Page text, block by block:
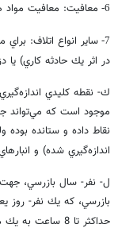
6- معافيت: معافيت مواد
7- ساير انواع اتلاف:
در اثر يك حادثه كاري) يا
ك- نقطه كليدي
موجود است كه مي‌تواند
نقاط داده و ستانده
اندازه‌گيري شده) و
بازرسي، كه يك نفر-
حداكثر تا 8 ساعت به يك مؤسسه دسترسي دارد